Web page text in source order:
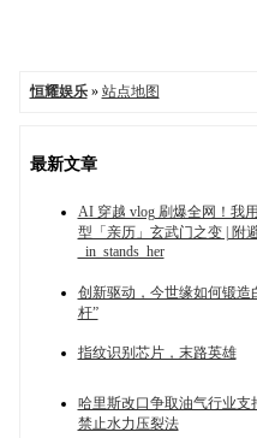
恒耀娱乐» 站点地图
最新文章
AI 穿越 vlog 刷爆全网！我
型「亲历」玄武门之变 | 附
_in_stands_her
创新驱动，今世缘如何锻造
杆”
指纹识别芯片，末路英雄
哈里斯改口争取油气行业支
禁止水力压裂法